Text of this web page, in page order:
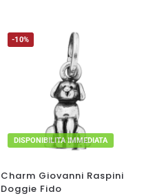
-10%
DISPONIBILITA IMMEDIATA
Charm Giovanni Raspini
Doggie Fido